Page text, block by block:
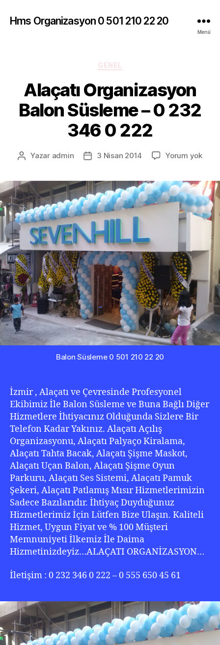
Hms Organizasyon 0 501 210 22 20
Menü
Kategoriler
GENEL
Alaçatı Organizasyon
Balon Süsleme – 0 232
346 0 222
Yazının
Yazar admin
Yazı3 Nisan 2014 Yorum yok
–
0
232
346
222
Balon Süsleme 0 501 210 22 20
İzmir , Alaçatı ve Çevresinde Profesyonel
Ekibimiz İle Balon Süsleme ve Buna Bağlı Diğer
Hizmetlere İhtiyacınız Olduğunda Sizlere Bir
Telefon Kadar Yakınız. Alaçatı Açılış
Organizasyonu, Alaçatı Palyaço Kiralama,
Alaçatı Tahta Bacak, Alaçatı Şişme Maskot,
Alaçatı Uçan Balon, Alaçatı Şişme Oyun
Parkuru, Alaçatı Ses Sistemi, Alaçatı Pamuk
Şekeri, Alaçatı Patlamış Mısır Hizmetlerimizin
Sadece Bazılarıdır. İhtiyaç Duyduğunuz
Hizmetlerimiz İçin Lütfen Bize Ulaşın. Kaliteli
Hizmet, Uygun Fiyat ve % 100 Müşteri
Memnuniyeti İlkemiz İle Daima
Hizmetinizdeyiz…ALAÇATI ORGANİZASYON…
İletişim : 0 232 346 0 222 – 0 555 650 45 61